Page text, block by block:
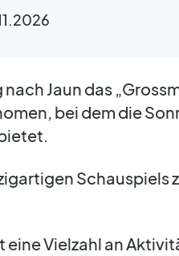
Jaun das
bei dem die
Schauspiels
Vielzahl an